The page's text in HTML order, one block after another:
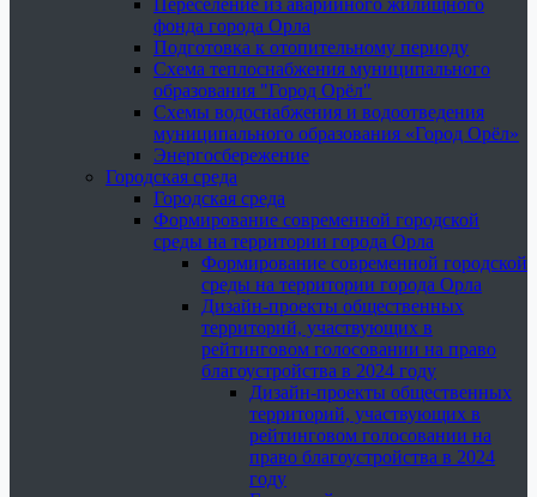
Переселение из аварийного жилищного
фонда города Орла
Подготовка к отопительному периоду
Схема теплоснабжения муниципального
образования "Город Орёл"
Схемы водоснабжения и водоотведения
муниципального образования «Город Орёл»
Энергосбережение
Городская среда
Городская среда
Формирование современной городской
среды на территории города Орла
Формирование современной городской
среды на территории города Орла
Дизайн-проекты общественных
территорий, участвующих в
рейтинговом голосовании на право
благоустройства в 2024 году
Дизайн-проекты общественных
территорий, участвующих в
рейтинговом голосовании на
право благоустройства в 2024
году